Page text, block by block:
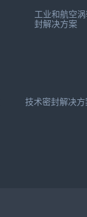
工业和航空
封解决方案
技术密封解决